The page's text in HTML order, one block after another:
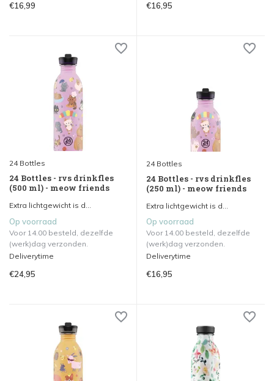
€16,99 €16,95
24 Bottles
24 Bottles - rvs drinkfles
(500 ml) - meow friends
Extra lichtgewicht is d...
Op voorraad
Voor 14.00 besteld, dezelfde
(werk)dag verzonden.
Deliverytime
€24,95
24 Bottles
24 Bottles - rvs drinkfles
(250 ml) - meow friends
Extra lichtgewicht is d...
Op voorraad
Voor 14.00 besteld, dezelfde
(werk)dag verzonden.
Deliverytime
€16,95